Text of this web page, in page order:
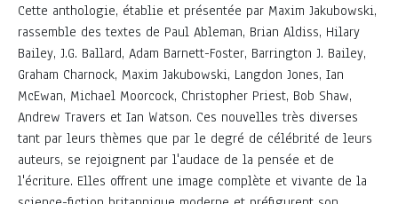
Cette anthologie, établie et présentée par Maxim Jakubowski,
rassemble des textes de Paul Ableman, Brian Aldiss, Hilary
Bailey, J.G. Ballard, Adam Barnett-Foster, Barrington J. Bailey,
Graham Charnock, Maxim Jakubowski, Langdon Jones, Ian
McEwan, Michael Moorcock, Christopher Priest, Bob Shaw,
Andrew Travers et Ian Watson. Ces nouvelles très diverses
tant par leurs thèmes que par le degré de célébrité de leurs
auteurs, se rejoignent par l'audace de la pensée et de
l'écriture. Elles offrent une image complète et vivante de la